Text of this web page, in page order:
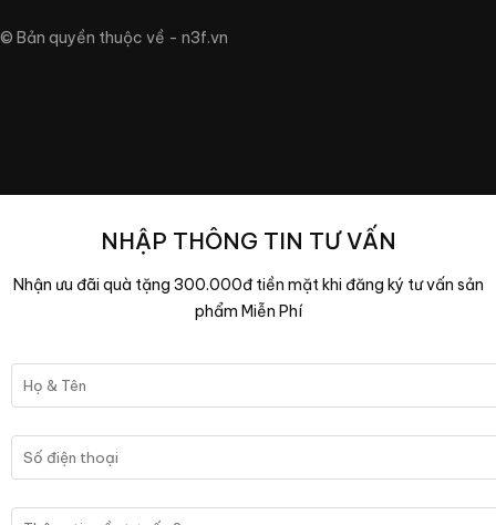
© Bản quyền thuộc về - n3f.vn
NHẬP THÔNG TIN TƯ VẤN
Nhận ưu đãi quà tặng 300.000đ tiền mặt khi đăng ký tư vấn sản
phẩm Miễn Phí